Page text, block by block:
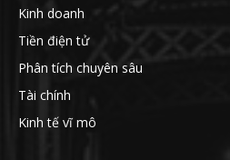
Kinh doanh
Tiền điện tử
Phân tích chuyên sâu
Tài chính
Kinh tế vĩ mô